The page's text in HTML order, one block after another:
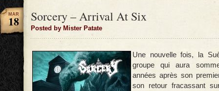
Sorcery – Arrival At Six
Posted by Mister Patate
MAR
18
Une nouvelle fois, la
groupe qui aura
années après son
son retour fracassant